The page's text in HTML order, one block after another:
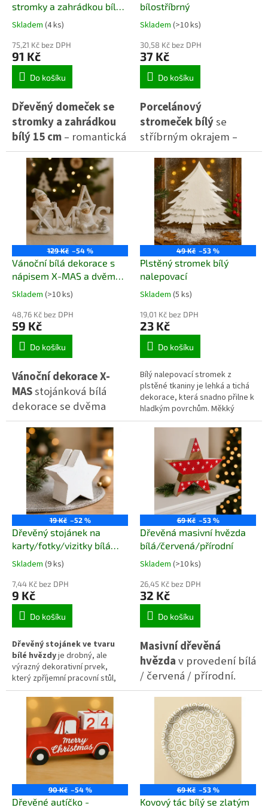
stromky a zahrádkou bílý
15 cm
Skladem (4 ks)
75,21 Kč bez DPH
91 Kč
Do košíku
Dřevěný domeček se
stromky a zahrádkou
bílý 15 cm– romantická
zimní dekoracedo
interiéru . 🏠 Díky
detailnímu provedení
působí útulně a
svátečně.
bílostříbrný
Skladem (>10 ks)
30,58 Kč bez DPH
37 Kč
Do košíku
Porcelánový
stromeček bílýse
stříbrným okrajem –
elegantnívánoční
dekoraces moderním
vzhledem. 🌲 Vhodný na
poličku, stůl i jako
součást aranžmá.
129 Kč –54 %
Vánoční bílá dekorace s
nápisem X-MAS a dvěma
figurkami skřítků
Skladem (>10 ks)
48,76 Kč bez DPH
59 Kč
Do košíku
Vánoční dekorace X-
MASstojánková bílá
dekorace se dvěma
skřítky, stříbrnými
stromečky a dárky,
která vnese do interiéru
kouzelnou vánoční
atmosféru.
49 Kč –53 %
Plstěný stromek bílý
nalepovací
Skladem (5 ks)
19,01 Kč bez DPH
23 Kč
Do košíku
Bílý nalepovací stromek z
plstěné tkaniny je lehká a tichá
dekorace, která snadno přilne k
hladkým povrchům. Měkký
materiál působí hřejivě a v
interiéru vytváří klidnou zimní
atmosféru. Díky plochému
provedení se hodí na okna,
dveře, zrcadla i nábytkové
desky. Využijete jej samostatně
nebo jako součást větší
kompozice se světelnými
řetězy a jehličím.
19 Kč –52 %
Dřevěný stojánek na
karty/fotky/vizitky bílá
hvězda
Skladem (9 ks)
7,44 Kč bez DPH
9 Kč
Do košíku
Dřevěný stojánek ve tvaru
bílé hvězdyje drobný, ale
výrazný dekorativní prvek,
který zpříjemní pracovní stůl,
poličku i sváteční aranžmá.
Slouží jako praktický držák na
kartičky, vizitky nebo malé
fotografie. Díky čistému
provedení a matnému bílému
povrchu působí nenápadně a
elegantně. Vhodný pro celoroční
použití i sezónní výzdobu.
69 Kč –53 %
Dřevěná masivní hvězda
bílá/červená/přírodní
Skladem (>10 ks)
26,45 Kč bez DPH
32 Kč
Do košíku
Masivní dřevěná
hvězdav provedení bílá
/ červená / přírodní.
Vkusná zimní a vánoční
dekorace do interiéru i
na sváteční stůl. Výška
15 cm, hloubka 4 cm.
90 Kč –54 %
Dřevěné autíčko -
69 Kč –53 %
Kovový tác bílý se zlatým